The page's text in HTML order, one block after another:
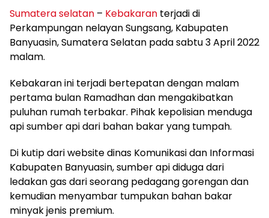
Sumatera selatan – Kebakaran terjadi di
Perkampungan nelayan Sungsang, Kabupaten
Banyuasin, Sumatera Selatan pada sabtu 3 April 2022
malam.
Kebakaran ini terjadi bertepatan dengan malam
pertama bulan Ramadhan dan mengakibatkan
puluhan rumah terbakar. Pihak kepolisian menduga
api sumber api dari bahan bakar yang tumpah.
Di kutip dari website dinas Komunikasi dan Informasi
Kabupaten Banyuasin, sumber api diduga dari
ledakan gas dari seorang pedagang gorengan dan
kemudian menyambar tumpukan bahan bakar
minyak jenis premium.